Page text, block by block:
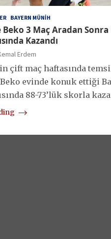
BAYERN MÜNIH
Beko 3 Maç Aradan
Kazandı
Erdem
çift maç haftasında
evinde konuk ettiği
88-73’lük skorla